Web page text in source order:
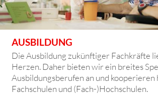
AUSBILDUNG
Die Ausbildung zukünftiger Fachkräfte
Herzen. Daher bieten wir ein breites
Ausbildungsberufen an und
Fachschulen und (Fach-)Hochschulen.